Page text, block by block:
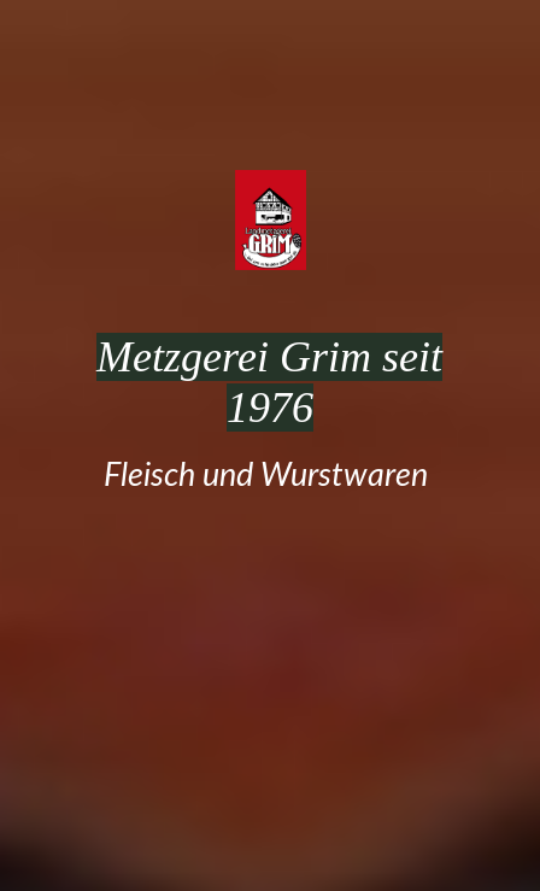
Metzgerei Grim seit
1976
Fleisch und Wurstwaren